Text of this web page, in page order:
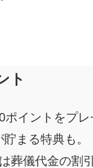
ト
イントをプレ
まる特典も。
葬儀代金の割